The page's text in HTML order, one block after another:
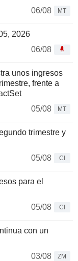
06/08
MT
2026
06/08
unos ingresos
frente a
05/08
MT
trimestre y
05/08
CI
para el
05/08
CI
con un
03/08
ZM